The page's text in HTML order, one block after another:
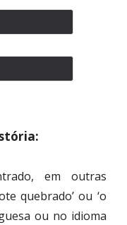
em outras
quebrado’ ou ‘o
ou no idioma